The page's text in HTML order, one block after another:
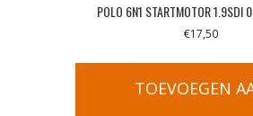
POLO 6N1 STARTMOTOR 1.9SDI
€17,50
TOEVOEGEN